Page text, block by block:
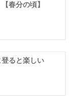
春分の頃】
ると楽しい